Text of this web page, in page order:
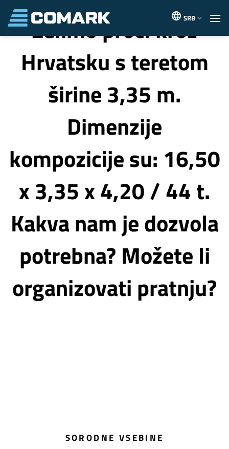
SRB
Želimo proći kroz
Hrvatsku s teretom
širine 3,35 m.
Dimenzije
kompozicije su: 16,50
x 3,35 x 4,20 / 44 t.
Kakva nam je dozvola
potrebna? Možete li
organizovati pratnju?
SORODNE VSEBINE